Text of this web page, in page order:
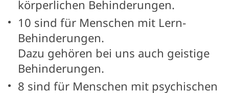
körperlichen Behinderungen.
10 sind für Menschen mit Lern-
Behinderungen.
Dazu gehören bei uns auch geistige
Behinderungen.
8 sind für Menschen mit psychischen